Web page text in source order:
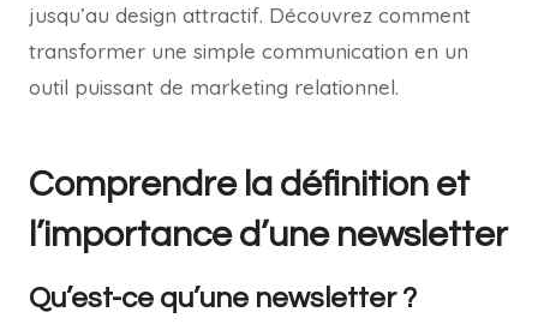
jusqu’au design attractif. Découvrez comment
transformer une simple communication en un
outil puissant de marketing relationnel.
Comprendre la définition et
l’importance d’une newsletter
Qu’est-ce qu’une newsletter ?